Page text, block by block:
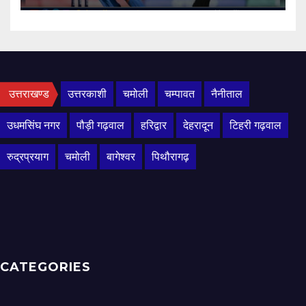
उत्तराखण्ड उत्तरकाशी चमोली चम्पावत नैनीताल
उधमसिंघ नगर पौड़ी गढ़वाल हरिद्वार देहरादून टिहरी गढ़वाल
रुद्रप्रयाग चमोली बागेश्वर पिथौरागढ़
CATEGORIES